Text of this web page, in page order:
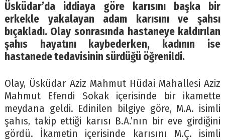
Üsküdar’da iddiaya göre karısını başka bir
erkekle yakalayan adam karısını ve şahsı
bıçakladı. Olay sonrasında hastaneye kaldırılan
şahıs hayatını kaybederken, kadının ise
hastanede tedavisinin sürdüğü öğrenildi.
Olay, Üsküdar Aziz Mahmut Hüdai Mahallesi Aziz
Mahmut Efendi Sokak içerisinde bir ikamette
meydana geldi. Edinilen bilgiye göre, M.A. isimli
şahıs, takip ettiği karısı B.A.’nın bir eve girdiğini
gördü. İkametin içerisinde karısını M.Ç. isimli